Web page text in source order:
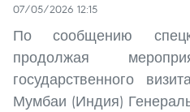
07/05/2026 12:15
По сообщению
продолжая
государственного
Мумбаи (Индия)